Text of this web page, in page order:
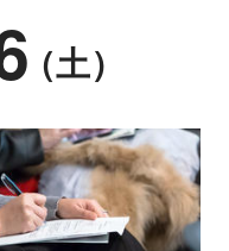
（土）